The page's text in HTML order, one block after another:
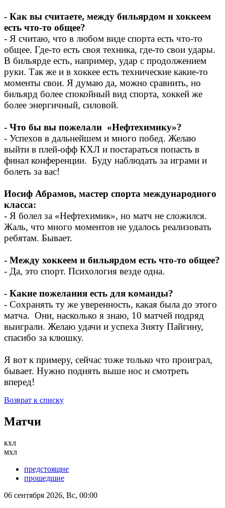
- Как вы считаете, между бильярдом и хоккеем
есть что-то общее?
- Я считаю, что в любом виде спорта есть что-то
общее. Где-то есть своя техника, где-то свои удары.
В бильярде есть, например, удар с продолжением
руки. Так же и в хоккее есть технические какие-то
моменты свои. Я думаю да, можно сравнить, но
бильярд более спокойный вид спорта, хоккей же
более энергичный, силовой.
- Что бы вы пожелали «Нефтехимику»?
- Успехов в дальнейшем и много побед. Желаю
выйти в плей-офф КХЛ и постараться попасть в
финал конференции. Буду наблюдать за играми и
болеть за вас!
Иосиф Абрамов, мастер спорта международного
класса:
- Я болел за «Нефтехимик», но матч не сложился.
Жаль, что много моментов не удалось реализовать
ребятам. Бывает.
- Между хоккеем и бильярдом есть что-то общее?
- Да, это спорт. Психология везде одна.
- Какие пожелания есть для команды?
- Сохранять ту же уверенность, какая была до этого
матча. Они, насколько я знаю, 10 матчей подряд
выиграли. Желаю удачи и успеха Зияту Пайгину,
спасибо за клюшку.
Я вот к примеру, сейчас тоже только что проиграл,
бывает. Нужно поднять выше нос и смотреть
вперед!
Возврат к списку
Матчи
кхл
мхл
предстоящие
прошедшие
06 сентября 2026, Вс, 00:00